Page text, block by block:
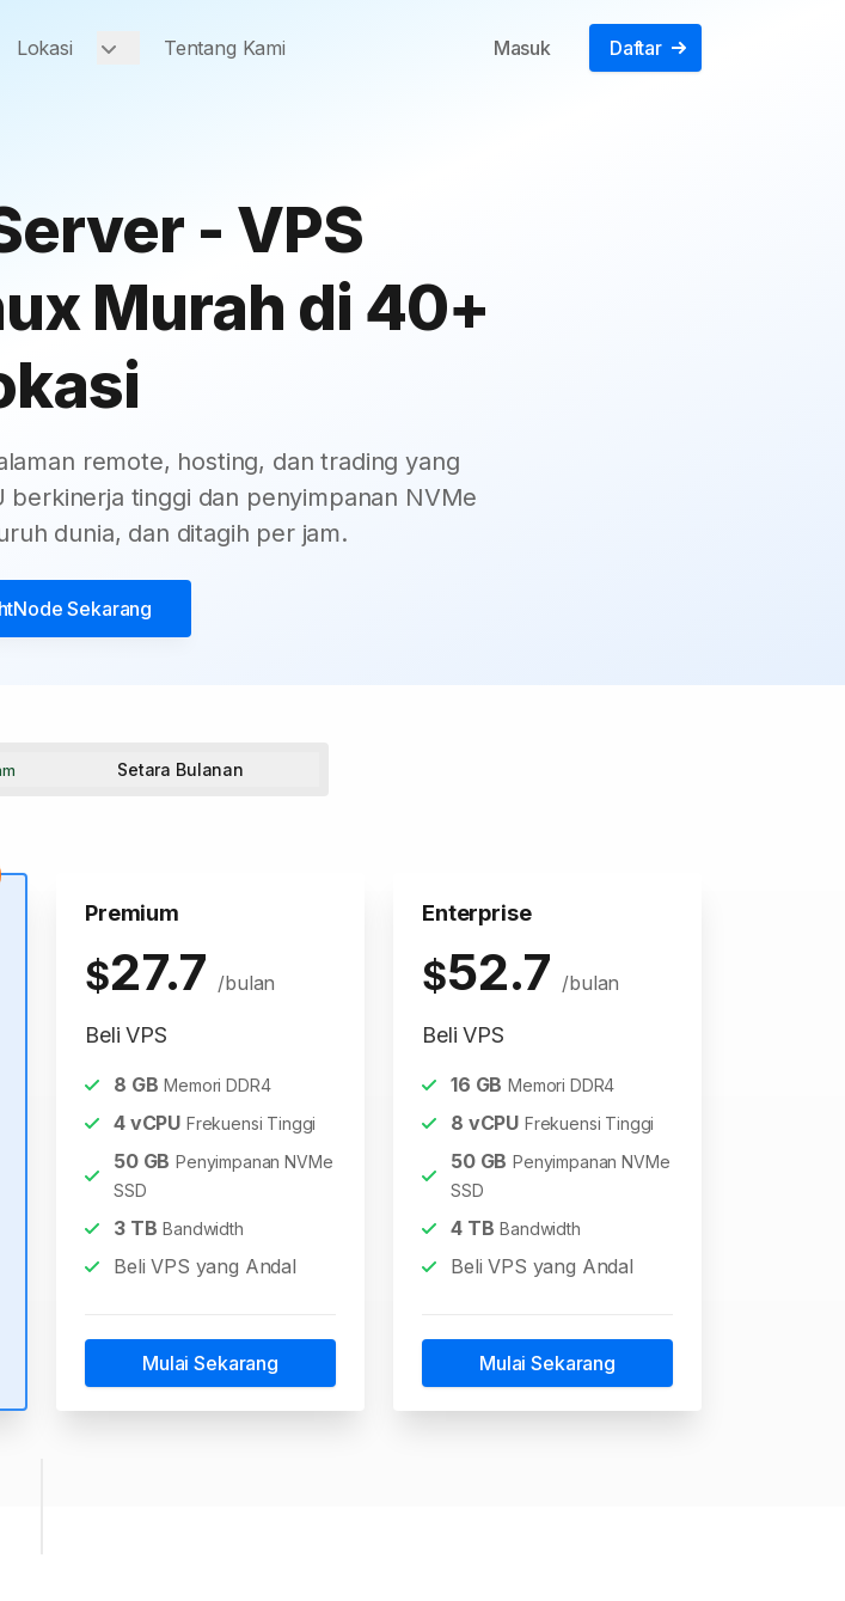
Lokasi Tentang Kami Masuk Daftar
- VPS
Murah di 40+
remote, hosting, dan trading yang
berkinerja tinggi dan penyimpanan NVMe
dunia, dan ditagih per jam.
Sekarang
Setara Bulanan
Premium
$27.7 /bulan
Beli VPS
8 GB Memori DDR4
4vCPU Frekuensi Tinggi
50GB Penyimpanan NVMe
SSD
3TB Bandwidth
Beli VPS yang Andal
Mulai Sekarang
Enterprise
$52.7 /bulan
Beli VPS
16 GB Memori DDR4
8 vCPU Frekuensi Tinggi
50GB Penyimpanan NVMe
SSD
4TB Bandwidth
Beli VPS yang Andal
Mulai Sekarang